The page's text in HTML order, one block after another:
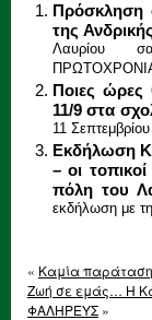
Πρόσκληση
της
Λαυρίου
Ποιες ώρες
11/9 στα
11
Εκδήλωση
– οι
πόλη του
εκδήλωση με
« Καμία παράταση
Ζωή σε εμάς… Η
ΦΑΛΗΡΕΥΣ »